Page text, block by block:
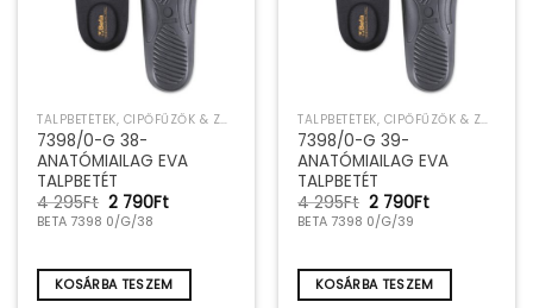
TALPBETÉTEK, CIPŐFŰZŐK & ZOKNIK
7398/0-G 38-
ANATÓMIAILAG EVA
TALPBETÉT
4 295Ft Original
price
was:
295Ft.
2 790FtCurrent
790Ft.
BETA 7398 0/G/38
KOSÁRBA TESZEM
TALPBETÉTEK, CIPŐFŰZŐK & ZOKNIK
7398/0-G 39-
ANATÓMIAILAG EVA
TALPBETÉT
4 295Ft Original
price
was:
295Ft.
2 790FtCurrent
790Ft.
BETA 7398 0/G/39
KOSÁRBA TESZEM